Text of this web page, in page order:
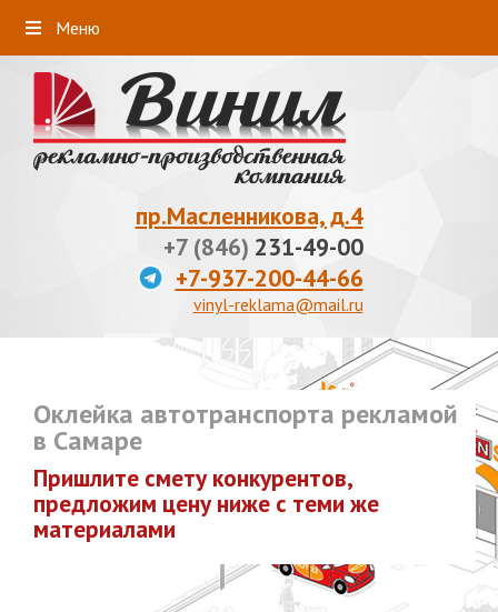
пр.Масленникова, д.4
+7 (846) 231-49-00
+7-937-200-44-66
vinyl-reklama@mail.ru
Оклейка автотранспорта рекламой
в Самаре
Пришлите смету конкурентов,
предложим цену ниже с теми же
материалами
Меню